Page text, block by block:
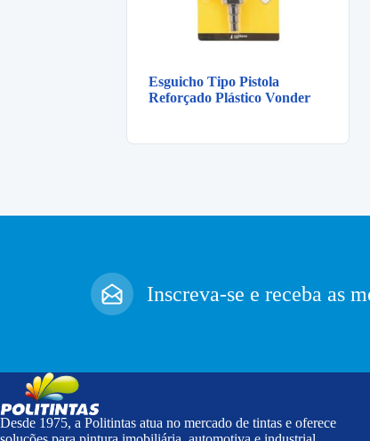
Esguicho Tipo Pistola
Reforçado Plástico Vonder
Inscreva-se e receba as
Desde 1975, a Politintas atua no mercado de tintas e oferece